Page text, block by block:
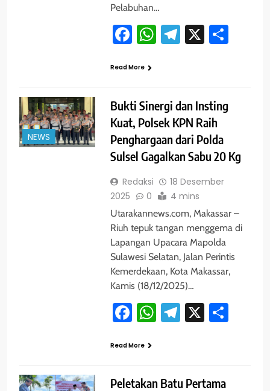
Pelabuhan…
Facebook
WhatsApp
Telegram
X
Read More
NEWS
Bukti Sinergi dan Insting
Kuat, Polsek KPN Raih
Penghargaan dari Polda
Sulsel Gagalkan Sabu 20 Kg
Redaksi
18 Desember
2025
0 4 mins
Utarakannews.com, Makassar –
Riuh tepuk tangan menggema di
Lapangan Upacara Mapolda
Sulawesi Selatan, Jalan Perintis
Kemerdekaan, Kota Makassar,
Kamis (18/12/2025)…
Facebook
WhatsApp
Telegram
X
Read More
Peletakan Batu Pertama